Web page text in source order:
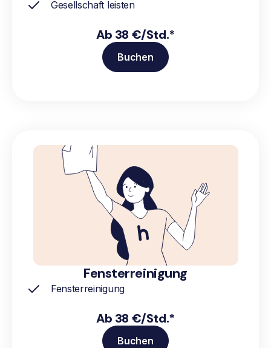
Gesellschaft leisten
Ab 38 €/Std.*
Buchen
Fensterreinigung
Fensterreinigung
Ab 38 €/Std.*
Buchen